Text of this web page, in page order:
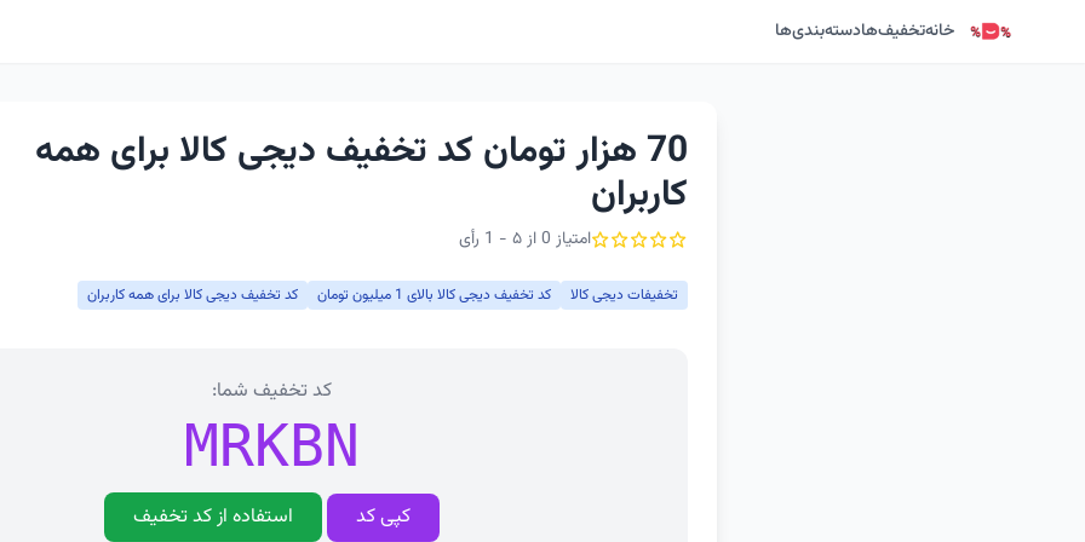
خانهتخفیف‌هادسته‌بندی‌ها
70 هزار تومان کد تخفیف دیجی کالا برای همه
کاربران
امتیاز 0 از ۵ - 1 رأی
تخفیفات دیجی کالا کد تخفیف دیجی کالا بالای 1 میلیون تومان کد تخفیف دیجی کالا برای همه کاربران
کد تخفیف شما:
MRKBN
کپی کد استفاده از کد تخفیف